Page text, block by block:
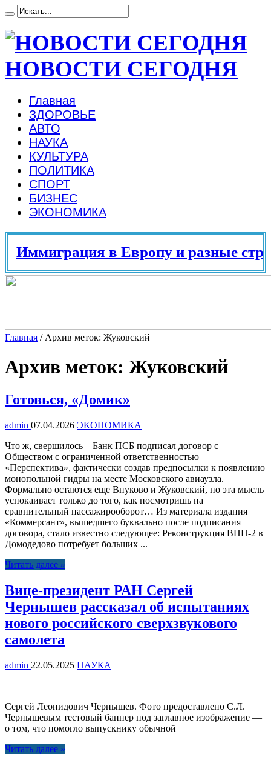
НОВОСТИ СЕГОДНЯ
Главная
ЗДОРОВЬЕ
АВТО
НАУКА
КУЛЬТУРА
ПОЛИТИКА
СПОРТ
БИЗНЕС
ЭКОНОМИКА
Иммиграция в Европу и разные
Главная / Архив меток: Жуковский
Архив меток: Жуковский
Готовься, «Домик»
admin 07.04.2026 ЭКОНОМИКА
Что ж, свершилось – Банк ПСБ подписал договор с
Обществом с ограниченной ответственностью
«Перспектива», фактически создав предпосылки к появлению
монопольной гидры на месте Московского авиаузла.
Формально остаются еще Внуково и Жуковский, но эта мысль
успокаивает только до того, как посмотришь на
сравнительный пассажирооборот… Из материала издания
«Коммерсант», вышедшего буквально после подписания
договора, стало известно следующее: Реконструкция ВПП-2 в
Домодедово потребует больших ...
Читать далее »
Вице-президент РАН Сергей
Чернышев рассказал об испытаниях
нового российского сверхзвукового
самолета
admin 22.05.2025 НАУКА
Сергей Леонидович Чернышев. Фото предоставлено С.Л.
Чернышевым тестовый баннер под заглавное изображение —
о том, что помогло выпускнику обычной
Читать далее »